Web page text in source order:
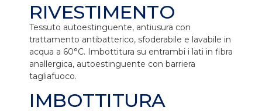
RIVESTIMENTO
Tessuto autoestinguente, antiusura con
trattamento antibatterico, sfoderabile e lavabile in
acqua a 60°C. Imbottitura su entrambi i lati in fibra
anallergica, autoestinguente con barriera
tagliafuoco.
IMBOTTITURA